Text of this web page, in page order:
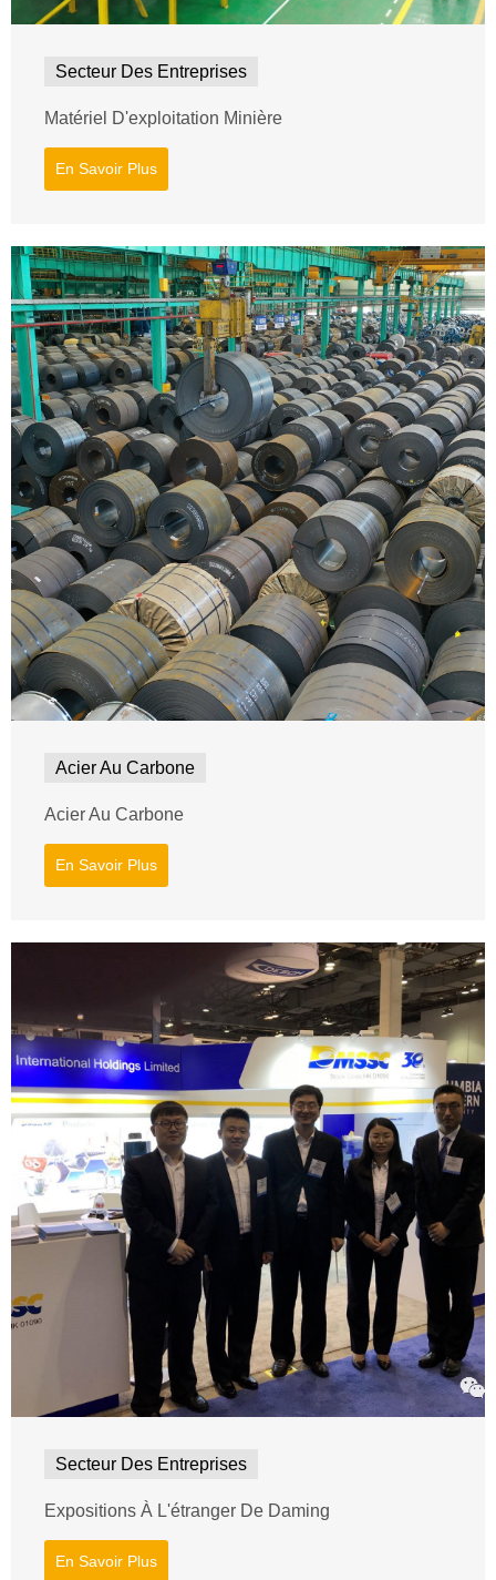
Secteur Des Entreprises
Matériel D'exploitation Minière
En Savoir Plus
Acier Au Carbone
Acier Au Carbone
En Savoir Plus
Secteur Des Entreprises
Expositions À L'étranger De Daming
En Savoir Plus